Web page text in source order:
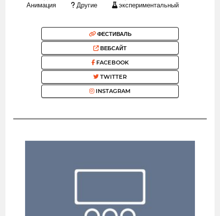
Анимация
Другие экспериментальный
ФЕСТИВАЛЬ
ВЕБСАЙТ
FACEBOOK
TWITTER
INSTAGRAM